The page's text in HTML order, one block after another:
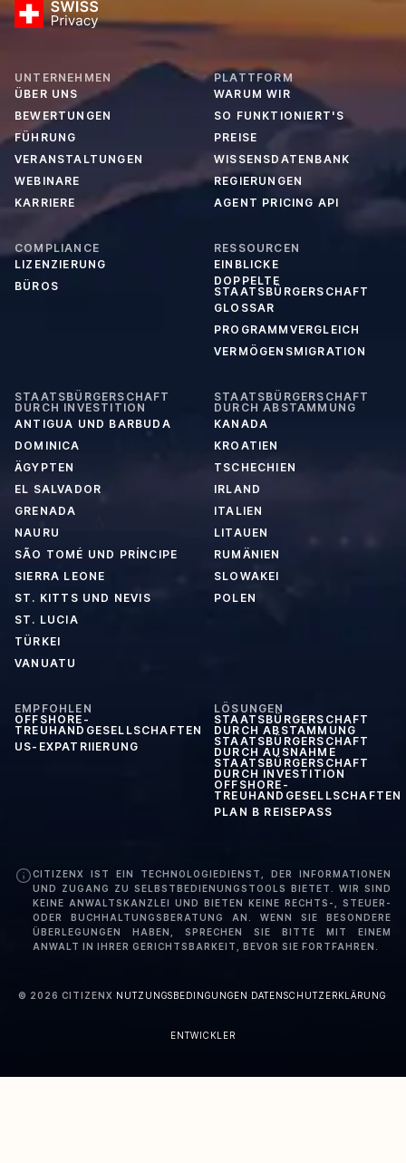
UNTERNEHMEN
ÜBER UNS
BEWERTUNGEN
FÜHRUNG
VERANSTALTUNGEN
WEBINARE
KARRIERE
PLATTFORM
WARUM WIR
SO FUNKTIONIERT'S
PREISE
WISSENSDATENBANK
REGIERUNGEN
AGENT PRICING API
COMPLIANCE
LIZENZIERUNG
BÜROS
RESSOURCEN
EINBLICKE
DOPPELTE
STAATSBÜRGERSCHAFT
GLOSSAR
PROGRAMMVERGLEICH
VERMÖGENSMIGRATION
STAATSBÜRGERSCHAFT
DURCH INVESTITION
ANTIGUA UND BARBUDA
DOMINICA
ÄGYPTEN
EL SALVADOR
GRENADA
NAURU
SÃO TOMÉ UND PRÍNCIPE
SIERRA LEONE
ST. KITTS UND NEVIS
ST. LUCIA
TÜRKEI
VANUATU
STAATSBÜRGERSCHAFT
DURCH ABSTAMMUNG
KANADA
KROATIEN
TSCHECHIEN
IRLAND
ITALIEN
LITAUEN
RUMÄNIEN
SLOWAKEI
POLEN
EMPFOHLEN
OFFSHORE-
TREUHANDGESELLSCHAFTEN
US-EXPATRIIERUNG
LÖSUNGEN
STAATSBÜRGERSCHAFT
DURCH ABSTAMMUNG
STAATSBÜRGERSCHAFT
DURCH AUSNAHME
STAATSBÜRGERSCHAFT
DURCH INVESTITION
OFFSHORE-
TREUHANDGESELLSCHAFTEN
PLAN B REISEPASS
CITIZENX IST EIN TECHNOLOGIEDIENST, DER INFORMATIONEN
UND ZUGANG ZU SELBSTBEDIENUNGSTOOLS BIETET. WIR SIND
KEINE ANWALTSKANZLEI UND BIETEN KEINE RECHTS-, STEUER-
ODER BUCHHALTUNGSBERATUNG AN. WENN SIE BESONDERE
ÜBERLEGUNGEN HABEN, SPRECHEN SIE BITTE MIT EINEM
ANWALT IN IHRER GERICHTSBARKEIT, BEVOR SIE FORTFAHREN.
© 2026 CITIZENX ·NUTZUNGSBEDINGUNGEN ·DATENSCHUTZERKLÄRUNG·
ENTWICKLER